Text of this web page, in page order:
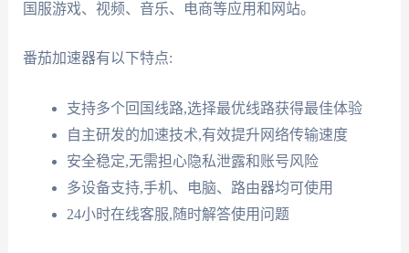
国服游戏、视频、音乐、电商等应用和网站。
番茄加速器有以下特点:
支持多个回国线路,选择最优线路获得最佳体验
自主研发的加速技术,有效提升网络传输速度
安全稳定,无需担心隐私泄露和账号风险
多设备支持,手机、电脑、路由器均可使用
24小时在线客服,随时解答使用问题